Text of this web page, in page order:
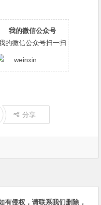
我的微信公众号
的微信公众号扫一扫
分享
有侵权，请联系我们删除，